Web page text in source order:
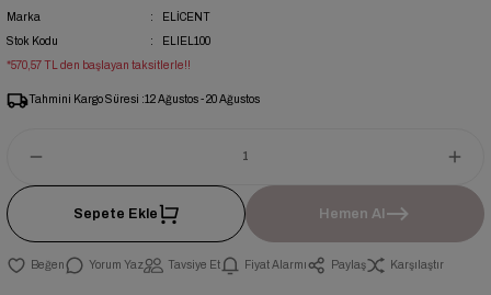
Marka
ELİCENT
Stok Kodu
ELIEL100
*570,57 TL den başlayan taksitlerle!!
Tahmini Kargo Süresi :12 Ağustos - 20 Ağustos
Sepete Ekle Hemen Al
Yorum Yaz Tavsiye Et Fiyat Alarmı Paylaş Karşılaştır